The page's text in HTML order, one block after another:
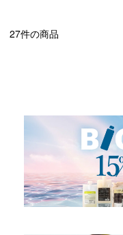
27件の商品